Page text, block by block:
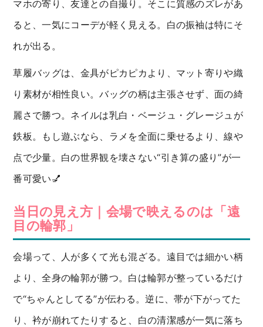
マホの寄り、友達との自撮り。そこに質感のズレがあ
ると、一気にコーデが軽く見える。白の振袖は特にそ
れが出る。
草履バッグは、金具がピカピカより、マット寄りや織
り素材が相性良い。バッグの柄は主張させず、面の綺
麗さで勝つ。ネイルは乳白・ベージュ・グレージュが
鉄板。もし遊ぶなら、ラメを全面に乗せるより、線や
点で少量。白の世界観を壊さない“引き算の盛り”が一
番可愛い💅
当日の見え方｜会場で映えるのは「遠
目の輪郭」
会場って、人が多くて光も混ざる。遠目では細かい柄
より、全身の輪郭が勝つ。白は輪郭が整っているだけ
で“ちゃんとしてる”が伝わる。逆に、帯が下がってた
り、衿が崩れてたりすると、白の清潔感が一気に落ち